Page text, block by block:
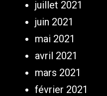
juillet 2021
juin 2021
mai 2021
avril 2021
mars 2021
février 2021